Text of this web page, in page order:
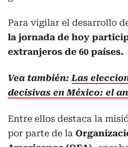
Para vigilar el desarrollo
la jornada de hoy
extranjeros de 60 países.
Vea también:Las
decisivas en México: el
Entre ellos destaca la
por parte de la